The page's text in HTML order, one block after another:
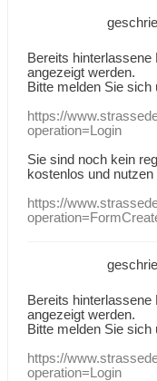
Bereits
angezeigt werden.
Bitte melden Sie sich
https://
operation=Login
Sie sind noch kein
kostenlos und
https://
Bereits
angezeigt werden.
Bitte melden Sie sich
https://
operation=Login